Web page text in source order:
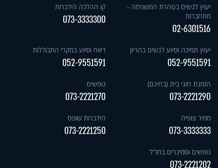
יעוץ לנשים בטהרת המשפחה -
מתחברות
02-6301516
קו ההלכה הידברות
073-3333300
יעוץ תמיכה וסיוע לנשים בהריון
052-9551591
דיווח וסיוע במקרי התבוללות
052-9551591
הזמנת חוגי בית (בחינם)
073-2221290
נופשים
073-2221270
ממיר צופיה
073-3333333
הידברות שופס
073-2221250
נופשים וסמינרים בחו"ל
073-2221202